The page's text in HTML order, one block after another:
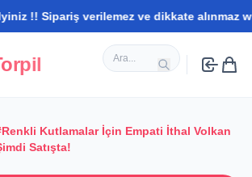
!! Sipariş verilemez ve dikkate alınmaz
Kutlamalar İçin Empati İthal Volkan
Satışta!